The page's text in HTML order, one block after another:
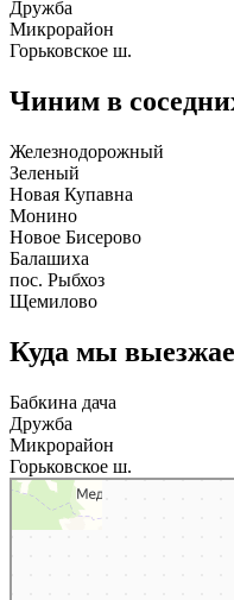
Дружба
Микрорайон
Горьковское ш.
Чиним в
Железнодорожный
Зеленый
Новая Купавна
Монино
Новое Бисерово
Балашиха
пос. Рыбхоз
Щемилово
Куда мы
Бабкина дача
Дружба
Микрорайон
Горьковское ш.